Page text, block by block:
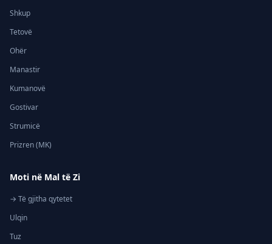
Shkup
Tetovë
Ohër
Manastir
Kumanovë
Gostivar
Strumicë
Prizren (MK)
Moti në Mal të Zi
→ Të gjitha qytetet
Ulqin
Tuz